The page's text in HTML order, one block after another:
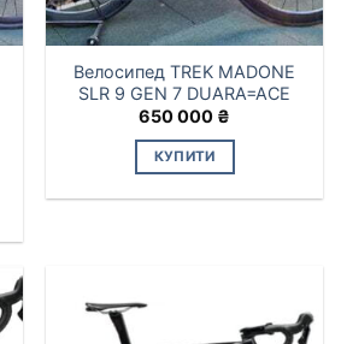
Велосипед TREK MADONE
SLR 9 GEN 7 DUARA=ACE
650 000 ₴
КУПИТИ